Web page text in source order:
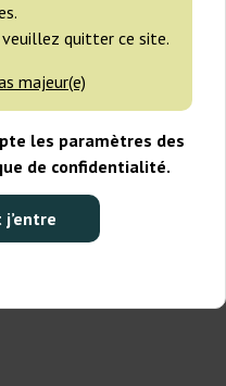
veuillez quitter ce site.
majeur(e)
les paramètres des
de confidentialité.
j’entre